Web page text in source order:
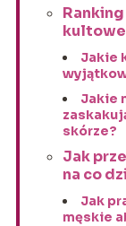
Jakie
Jakie
skórze?
Jak
na co
Jak
męskie